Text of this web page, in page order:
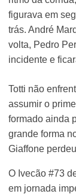
figurava em
trás. André
volta, Pedro
incidente e
Totti não
assumir o
formado ainda
grande forma
Giaffone
O Ivecão #73
em jornada